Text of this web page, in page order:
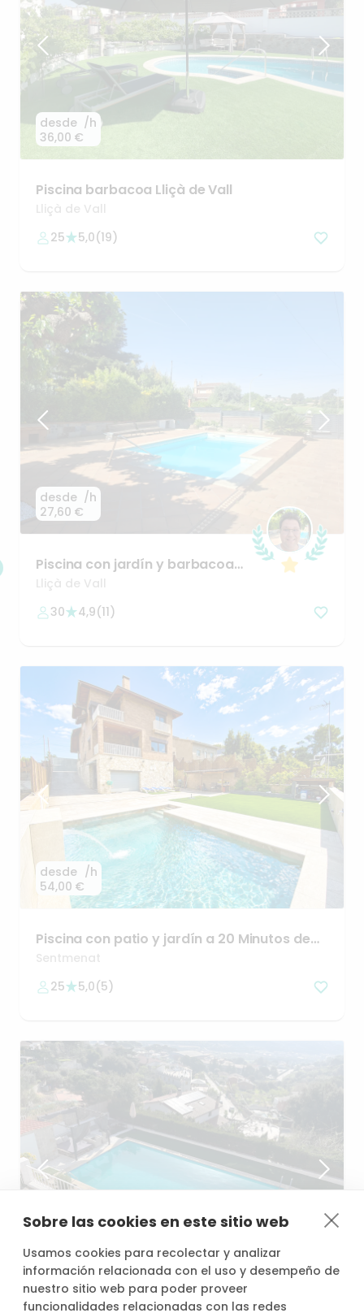
Sobre las cookies en este sitio web
Usamos cookies para recolectar y analizar
información relacionada con el uso y desempeño de
nuestro sitio web para poder proveer
funcionalidades relacionadas con las redes
desde
36,00 €
/h
Piscina barbacoa Lliçà deVall
Lliçà de Vall
25
5,0(19)
desde
27,60 €
/h
Piscina con jardín y barbacoa
cerca de Barcelona
Lliçà de Vall
30
4,9(11)
desde
54,00 €
/h
Piscina con patio y jardín a 20 Minutos de
Barcelona.
Sentmenat
25
5,0(5)
desde
36,00 €
/h